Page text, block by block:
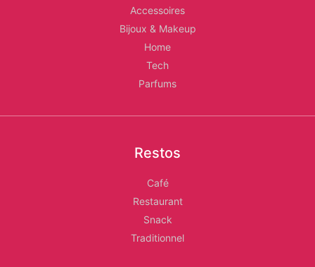
Accessoires
Bijoux & Makeup
Home
Tech
Parfums
Restos
Café
Restaurant
Snack
Traditionnel